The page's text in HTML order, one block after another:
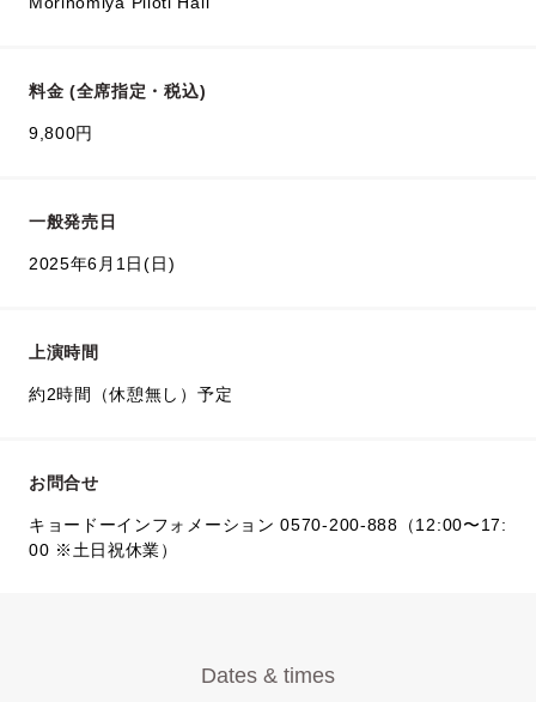
料金 (全席指定・税込)
9,800円
一般発売日
2025年6月1日(日)
上演時間
約2時間（休憩無し）予定
お問合せ
キョードーインフォメーション 0570-200-888（12:00〜17:
00 ※土日祝休業）
Dates & times